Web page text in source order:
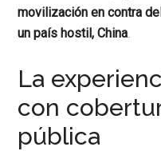
movilización en contra
un país hostil, China.
La
con
pública